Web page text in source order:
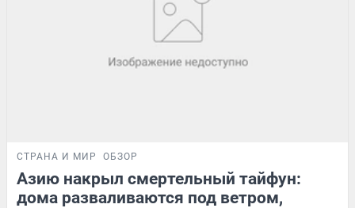
СТРАНА И МИР ОБЗОР
Азию накрыл смертельный тайфун:
дома разваливаются под ветром,